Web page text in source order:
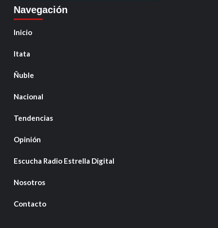
Navegación
Inicio
Itata
Ñuble
Nacional
Tendencias
Opinión
Escucha Radio Estrella Digital
Nosotros
Contacto